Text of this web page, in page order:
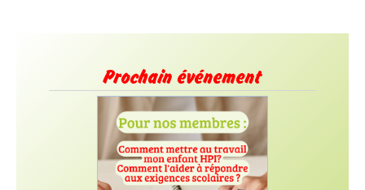
Prochain événement